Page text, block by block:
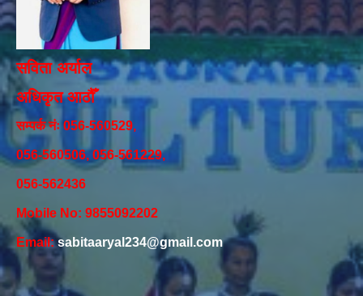
सविता अर्याल
अधिकृत आठौँ
सम्पर्क नंः 056-560529,
056-560506, 056-561229,
056-562436
Mobile No: 9855092202
Email:sabitaaryal234@gmail.com